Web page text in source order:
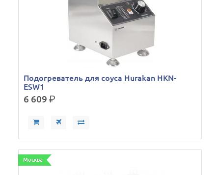
Подогреватель для соуса Hurakan HKN-
ESW1
6 609р.
Москва